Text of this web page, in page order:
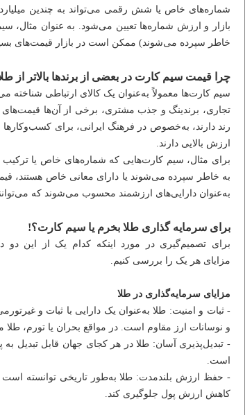
شماره‌های خاص یا شش رقمی می‌تواند به چندین
بازار و ارزش شماره‌ها تعیین می‌شود. به عنوان مثال،
خاطر سپرده می‌شوند) ممکن است در بازار قیمت‌های
چرا قیمت سیم کارت در بعضی از برندها بالاتر از
سیم کارت‌ها معمولاً به‌عنوان یک کالای ارتباطی شناخته
تجاری، برندینگ و جذب مشتری، برخی از آن‌ها قیمت‌های
رند دارند، به‌خصوص در فرهنگ ایرانی، برای
ارزش بالایی دارند.
برای مثال، سیم کارت‌هایی که شماره‌های خاص یا ترکیب
به خاطر سپرده می‌شوند یا دارای معانی خاص هستند،
به‌عنوان دارایی‌های ارزشمند محسوب می‌شوند که
برای سرمایه گذاری طلا بخرم یا سیم کارت؟!
برای تصمیم‌گیری در مورد اینکه کدام یک از این دو
مزایای هر یک را بررسی کنیم.
مزایای سرمایه‌گذاری در طلا
- ثبات و امنیت: طلا به‌عنوان یک دارایی با ثبات و
و نوسانات ارز مقاوم است. در مواقع بحران یا تورم،
- تبدیل‌پذیری آسان: طلا در هر کجای جهان قابل تبدیل
است.
- حفظ ارزش بلندمدت: طلا به‌طور تاریخی توانسته
کاهش ارزش پول جلوگیری کند.